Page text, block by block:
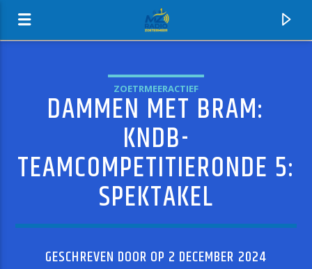
MZ-RADIO
ZOETRMEERACTIEF
DAMMEN MET BRAM:
KNDB-
TEAMCOMPETITIERONDE 5:
SPEKTAKEL
GESCHREVEN DOOR OP 2 DECEMBER 2024